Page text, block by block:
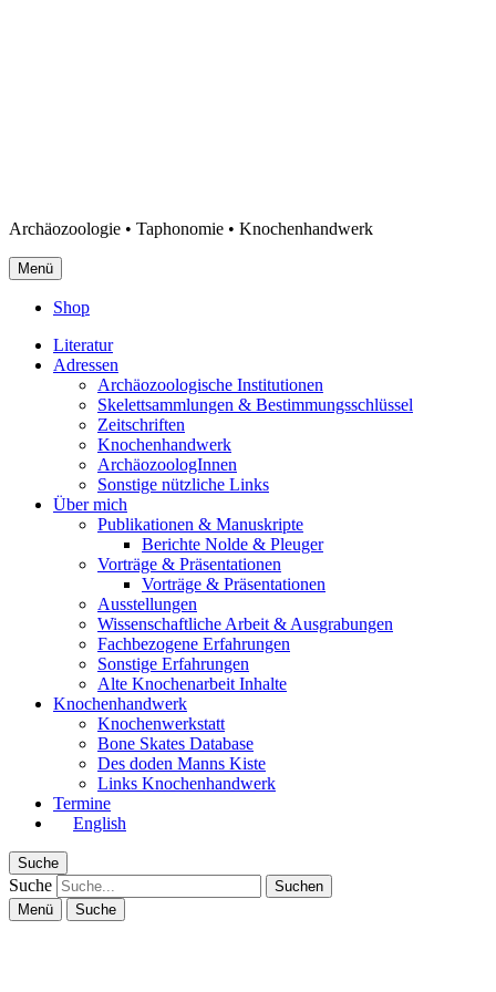
Archäozoologie • Taphonomie • Knochenhandwerk
Menü
Shop
Literatur
Adressen
Archäozoologische Institutionen
Skelettsammlungen & Bestimmungsschlüssel
Zeitschriften
Knochenhandwerk
ArchäozoologInnen
Sonstige nützliche Links
Über mich
Publikationen & Manuskripte
Berichte Nolde & Pleuger
Vorträge & Präsentationen
Vorträge & Präsentationen
Ausstellungen
Wissenschaftliche Arbeit & Ausgrabungen
Fachbezogene Erfahrungen
Sonstige Erfahrungen
Alte Knochenarbeit Inhalte
Knochenhandwerk
Knochenwerkstatt
Bone Skates Database
Des doden Manns Kiste
Links Knochenhandwerk
Termine
English
Suche
Suche
Menü Suche